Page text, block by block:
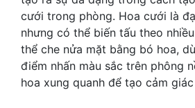
cưới trong phòng. Hoa cưới là
nhưng có thể biến tấu theo
thể che nửa mặt bằng bó hoa,
điểm nhấn màu sắc trên phông
hoa xung quanh để tạo cảm